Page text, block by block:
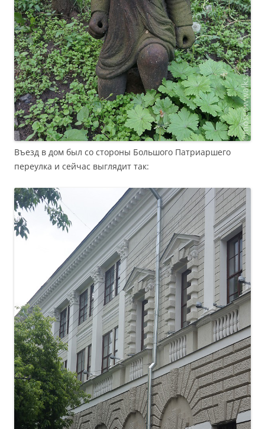
Въезд в дом был со стороны Большого Патриаршего
переулка и сейчас выглядит так: